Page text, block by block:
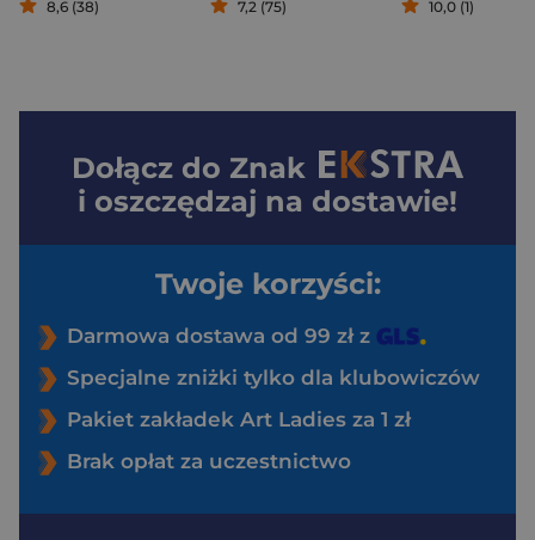
8,6 (38) 7,2 (75) 10,0 (1)
Dołącz do Znak
i oszczędzaj na dostawie!
Twoje korzyści:
Darmowa dostawa od 99 zł z
Specjalne zniżki tylko dla klubowiczów
Pakiet zakładek Art Ladies za 1 zł
Brak opłat za uczestnictwo